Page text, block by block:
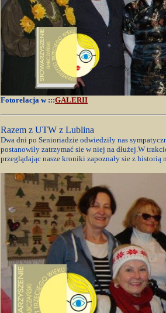
Fotorelacja w :::GALERII
Razem z UTW z Lublina
Dwa dni po Senioriadzie odwiedziły nas
postanowiły zatrzymać sie w niej na dłużej.W
przeglądając nasze kroniki zapoznały sie z historią